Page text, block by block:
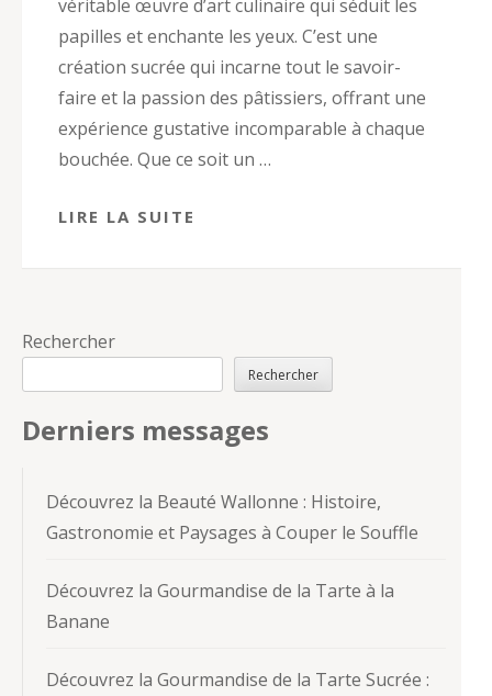
véritable œuvre d’art culinaire qui séduit les
papilles et enchante les yeux. C’est une
création sucrée qui incarne tout le savoir-
faire et la passion des pâtissiers, offrant une
expérience gustative incomparable à chaque
bouchée. Que ce soit un …
LIRE LA SUITE
Rechercher
Rechercher
Derniers messages
Découvrez la Beauté Wallonne : Histoire,
Gastronomie et Paysages à Couper le Souffle
Découvrez la Gourmandise de la Tarte à la
Banane
Découvrez la Gourmandise de la Tarte Sucrée :